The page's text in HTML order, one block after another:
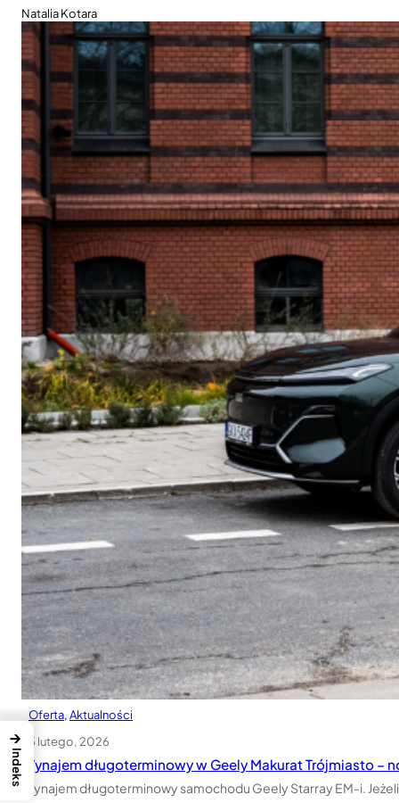
Natalia Kotara
Oferta, Aktualności
25 lutego, 2026
Wynajem długoterminowy w Geely Makurat Trójmiasto –
Wynajem długoterminowy samochodu Geely Starray EM-i.
→
Indeks